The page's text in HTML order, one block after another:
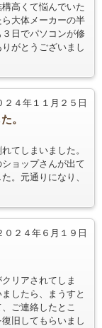
高くて悩んでいた
大体メーカーの半
日でパソコンが修
がとうございまし
２４年１１月２５日
。
てしまいました。
ョップさんが出て
。元通りになり、
０２４年６月１９日
リアされてしま
したら、まうすと
ご連絡したとこ
旧してもらいまし